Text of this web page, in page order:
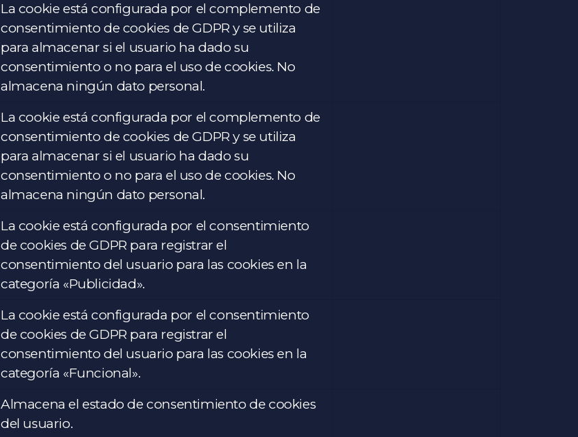
La cookie está configurada por el complemento de
consentimiento de cookies de GDPR y se utiliza
para almacenar si el usuario ha dado su
consentimiento o no para el uso de cookies. No
almacena ningún dato personal.
La cookie está configurada por el complemento de
consentimiento de cookies de GDPR y se utiliza
para almacenar si el usuario ha dado su
consentimiento o no para el uso de cookies. No
almacena ningún dato personal.
La cookie está configurada por el consentimiento
de cookies de GDPR para registrar el
consentimiento del usuario para las cookies en la
categoría «Publicidad».
La cookie está configurada por el consentimiento
de cookies de GDPR para registrar el
consentimiento del usuario para las cookies en la
categoría «Funcional».
Almacena el estado de consentimiento de cookies
del usuario.